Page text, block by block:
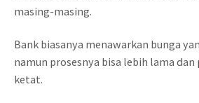
masing-masing.
Bank biasanya menawarkan bunga
namun prosesnya bisa lebih lama
ketat.